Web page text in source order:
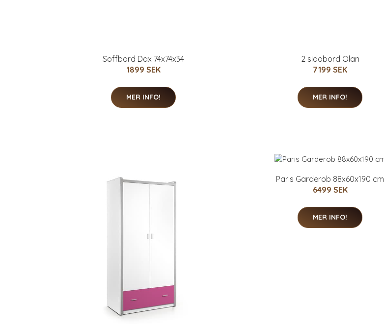
Soffbord Dax 74x74x34
1899 SEK
MER INFO!
2 sidobord Olan
7199 SEK
MER INFO!
Paris Garderob 88x60x190 cm
6499 SEK
MER INFO!